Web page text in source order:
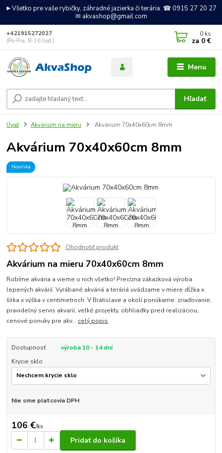
►Všetko pre vaše rybičky, záhradné jazierka či terária. ☎ 0915 27 20 27
✉ akvashop@gmail.com
Menu
Hľadať
+421915272027
(Po-Pia, 8-16 hod.)
0 ks
za 0 €
Úvod Akvárium na mieru Akvárium 70x40x60cm 8mm
Akvárium 70x40x60cm 8mm
Novinka
Ohodnotiť produkt
Akvárium na mieru 70x40x60cm 8mm
Robíme akvária a vieme o nich všetko! Precízna zákazková výroba
lepených akvárií. Vyrábané akváriá a teráriá uvádzame v miere dĺžka x
šírka x výška v centimetroch. V Bratislave a okolí ponúkame: zriaďovanie,
pravidelný servis akvarií, veľké projekty, obhliadky pred realizáciou,
cenové ponuky pre akv... celý popis
Dostupnosť
výroba 10 - 14 dní
Krycie sklo
Nie sme platcovia DPH
106 €/ks
Pridať do košíka